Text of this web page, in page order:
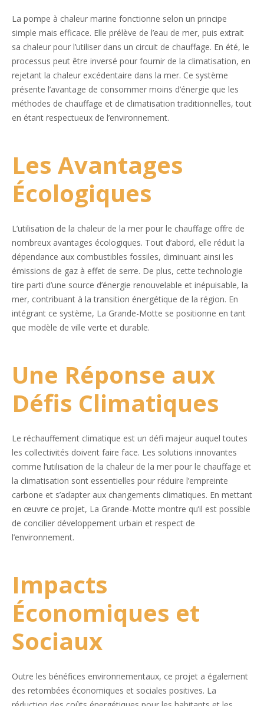
La pompe à chaleur marine fonctionne selon un principe
simple mais efficace. Elle prélève de l’eau de mer, puis extrait
sa chaleur pour l’utiliser dans un circuit de chauffage. En été, le
processus peut être inversé pour fournir de la climatisation, en
rejetant la chaleur excédentaire dans la mer. Ce système
présente l’avantage de consommer moins d’énergie que les
méthodes de chauffage et de climatisation traditionnelles, tout
en étant respectueux de l’environnement.
Les Avantages
Écologiques
L’utilisation de la chaleur de la mer pour le chauffage offre de
nombreux avantages écologiques. Tout d’abord, elle réduit la
dépendance aux combustibles fossiles, diminuant ainsi les
émissions de gaz à effet de serre. De plus, cette technologie
tire parti d’une source d’énergie renouvelable et inépuisable, la
mer, contribuant à la transition énergétique de la région. En
intégrant ce système, La Grande-Motte se positionne en tant
que modèle de ville verte et durable.
Une Réponse aux
Défis Climatiques
Le réchauffement climatique est un défi majeur auquel toutes
les collectivités doivent faire face. Les solutions innovantes
comme l’utilisation de la chaleur de la mer pour le chauffage et
la climatisation sont essentielles pour réduire l’empreinte
carbone et s’adapter aux changements climatiques. En mettant
en œuvre ce projet, La Grande-Motte montre qu’il est possible
de concilier développement urbain et respect de
l’environnement.
Impacts
Économiques et
Sociaux
Outre les bénéfices environnementaux, ce projet a également
des retombées économiques et sociales positives. La